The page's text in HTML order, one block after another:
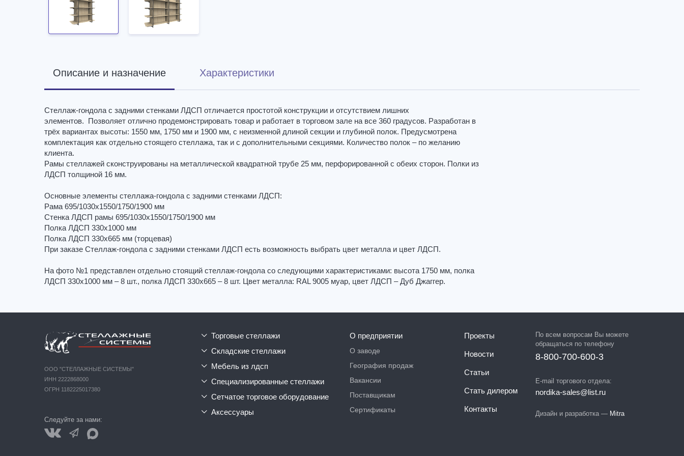
Описание и назначение Характеристики
Стеллаж-гондола с задними стенками ЛДСП отличается простотой конструкции и отсутствием лишних
элементов. Позволяет отлично продемонстрировать товар и работает в торговом зале на все 360 градусов. Разработан в
трёх вариантах высоты: 1550 мм, 1750 мм и 1900 мм, с неизменной длиной секции и глубиной полок. Предусмотрена
комплектация как отдельно стоящего стеллажа, так и с дополнительными секциями. Количество полок – по желанию
клиента.
Рамы стеллажей сконструированы на металлической квадратной трубе 25 мм, перфорированной с обеих сторон. Полки из
ЛДСП толщиной 16 мм.
Основные элементы стеллажа-гондола с задними стенками ЛДСП:
Рама 695/1030х1550/1750/1900 мм
Стенка ЛДСП рамы 695/1030х1550/1750/1900 мм
Полка ЛДСП 330х1000 мм
Полка ЛДСП 330х665 мм (торцевая)
При заказе Стеллаж-гондола с задними стенками ЛДСП есть возможность выбрать цвет металла и цвет ЛДСП.
На фото №1 представлен отдельно стоящий стеллаж-гондола со следующими характеристиками: высота 1750 мм, полка
ЛДСП 330х1000 мм – 8 шт., полка ЛДСП 330х665 – 8 шт. Цвет металла: RAL 9005 муар, цвет ЛДСП – Дуб Джаггер.
ООО "СТЕЛЛАЖНЫЕ СИСТЕМЫ"
ИНН 2222868000
ОГРН 1182225017380
Следуйте за нами:
торговые стеллажи
складские стеллажи
мебель из лдсп
специализированные стеллажи
сетчатое торговое оборудование
аксессуары
О предприятии
О заводе
География продаж
Вакансии
Поставщикам
Сертификаты
Проекты
Новости
Статьи
Стать дилером
Контакты
По всем вопросам Вы можете
обращаться по телефону
8-800-700-600-3
E-mail торгового отдела:
nordika-sales@list.ru
Дизайн и разработка — Mitra